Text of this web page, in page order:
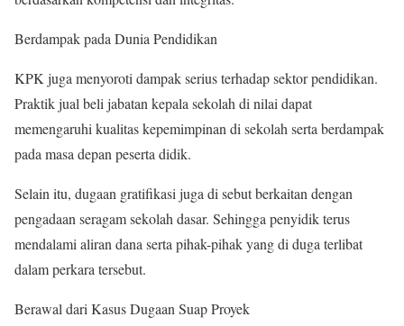
Berdampak pada Dunia Pendidikan
KPK juga menyoroti dampak serius terhadap sektor pendidikan.
Praktik jual beli jabatan kepala sekolah di nilai dapat
memengaruhi kualitas kepemimpinan di sekolah serta berdampak
pada masa depan peserta didik.
Selain itu, dugaan gratifikasi juga di sebut berkaitan dengan
pengadaan seragam sekolah dasar. Sehingga penyidik terus
mendalami aliran dana serta pihak-pihak yang di duga terlibat
dalam perkara tersebut.
Berawal dari Kasus Dugaan Suap Proyek